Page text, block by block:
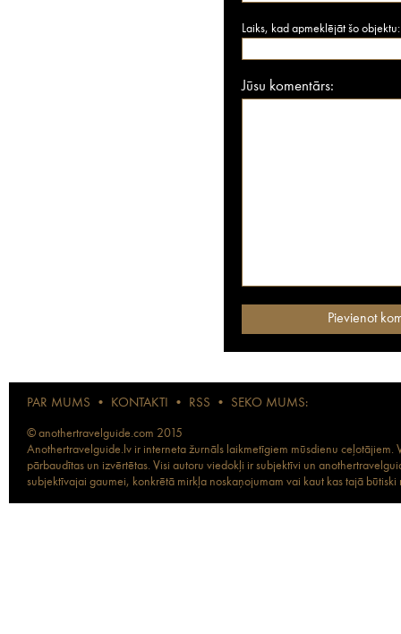
Laiks, kad apmeklējāt šo objektu:
Jūsu komentārs:
PAR MUMS • KONTAKTI • RSS • SEKO MUMS:
© anothertravelguide.com 2015
Anothertravelguide.lv ir interneta žurnāls laikmetīgiem mūsdienu
pārbaudītas un izvērtētas. Visi autoru viedokļi ir subjektīvi un
subjektīvajai gaumei, konkrētā mirkļa noskaņojumam vai kaut kas tajā